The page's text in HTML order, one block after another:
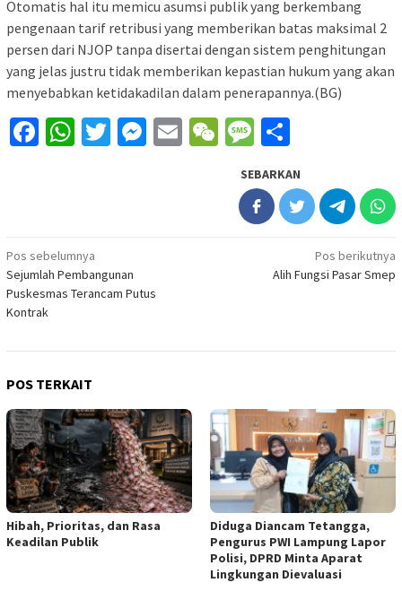
Otomatis hal itu memicu asumsi publik yang berkembang
pengenaan tarif retribusi yang memberikan batas maksimal 2
persen dari NJOP tanpa disertai dengan sistem penghitungan
yang jelas justru tidak memberikan kepastian hukum yang akan
menyebabkan ketidakadilan dalam penerapannya.(BG)
Facebook
WhatsApp
Twitter
Messenger
EmailWeChatMessage
SEBARKAN
Navigasi
pos
Pos sebelumnya
Sejumlah Pembangunan
Puskesmas Terancam Putus
Kontrak
Pos berikutnya
Alih Fungsi Pasar Smep
POS TERKAIT
Hibah, Prioritas, dan Rasa
Keadilan Publik
Diduga Diancam Tetangga,
Pengurus PWI Lampung Lapor
Polisi, DPRD Minta Aparat
Lingkungan Dievaluasi